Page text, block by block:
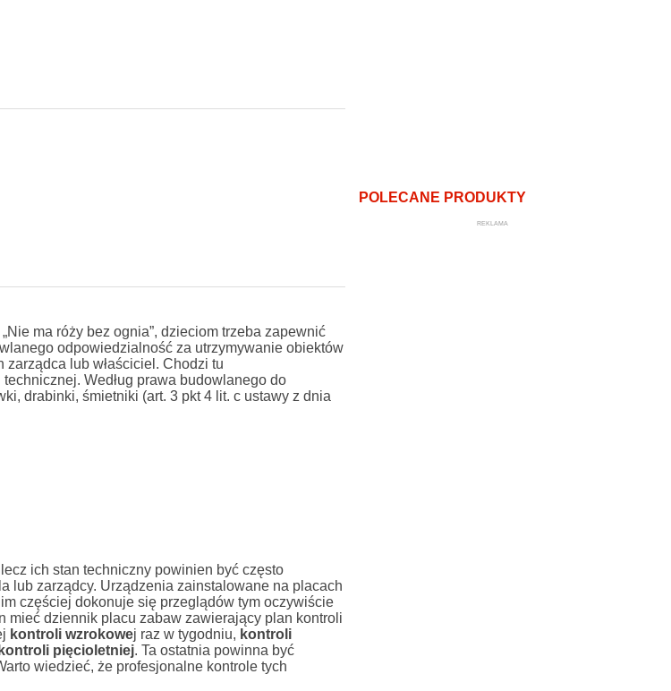
ma róży bez ognia”, dzieciom trzeba zapewnić
odpowiedzialność za utrzymywanie obiektów
zarządca lub właściciel. Chodzi tu
Według prawa budowlanego do
drabinki, śmietniki (art. 3 pkt 4 lit. c ustawy z dnia
ich stan techniczny powinien być często
lub zarządcy. Urządzenia zainstalowane na placach
częściej dokonuje się przeglądów tym oczywiście
mieć dziennik placu zabaw zawierający plan kontroli
kontroli wzrokowej raz w tygodniu, kontroli
kontroli pięcioletniej. Ta ostatnia powinna być
wiedzieć, że profesjonalne kontrole tych
POLECANE PRODUKTY
REKLAMA